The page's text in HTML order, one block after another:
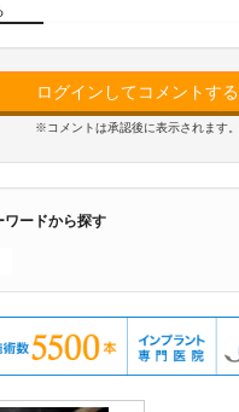
ログインしてコメントする
※コメントは承認後に表示されます。
ワードから探す